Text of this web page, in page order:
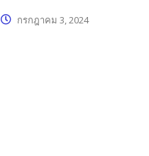
กรกฎาคม 3, 2024